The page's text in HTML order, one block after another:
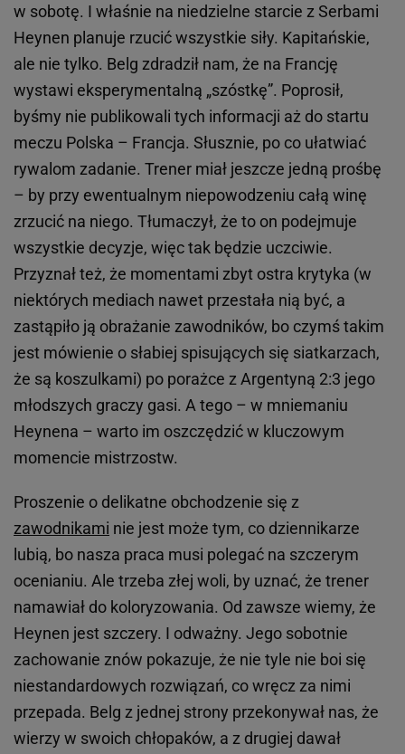
w sobotę. I właśnie na niedzielne starcie z Serbami
Heynen planuje rzucić wszystkie siły. Kapitańskie,
ale nie tylko. Belg zdradził nam, że na Francję
wystawi eksperymentalną „szóstkę”. Poprosił,
byśmy nie publikowali tych informacji aż do startu
meczu Polska – Francja. Słusznie, po co ułatwiać
rywalom zadanie. Trener miał jeszcze jedną prośbę
– by przy ewentualnym niepowodzeniu całą winę
zrzucić na niego. Tłumaczył, że to on podejmuje
wszystkie decyzje, więc tak będzie uczciwie.
Przyznał też, że momentami zbyt ostra krytyka (w
niektórych mediach nawet przestała nią być, a
zastąpiło ją obrażanie zawodników, bo czymś takim
jest mówienie o słabiej spisujących się siatkarzach,
że są koszulkami) po porażce z Argentyną 2:3 jego
młodszych graczy gasi. A tego – w mniemaniu
Heynena – warto im oszczędzić w kluczowym
momencie mistrzostw.
Proszenie o delikatne obchodzenie się z
zawodnikami nie jest może tym, co dziennikarze
lubią, bo nasza praca musi polegać na szczerym
ocenianiu. Ale trzeba złej woli, by uznać, że trener
namawiał do koloryzowania. Od zawsze wiemy, że
Heynen jest szczery. I odważny. Jego sobotnie
zachowanie znów pokazuje, że nie tyle nie boi się
niestandardowych rozwiązań, co wręcz za nimi
przepada. Belg z jednej strony przekonywał nas, że
wierzy w swoich chłopaków, a z drugiej dawał